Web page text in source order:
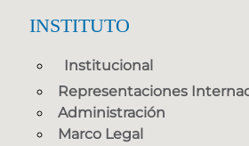
INSTITUTO
Institucional
Representaciones
Administración
Marco Legal